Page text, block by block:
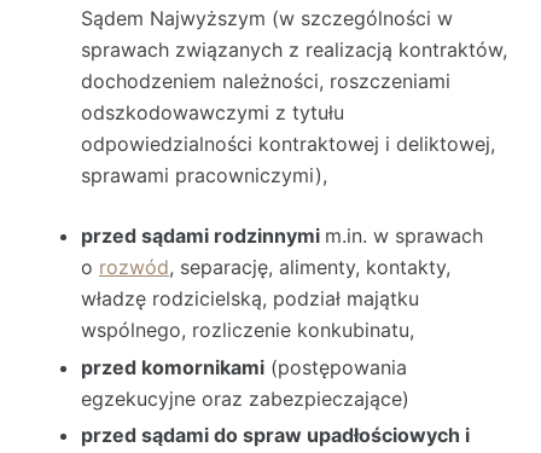
Sądem Najwyższym (w szczególności w
sprawach związanych z realizacją kontraktów,
dochodzeniem należności, roszczeniami
odszkodowawczymi z tytułu
odpowiedzialności kontraktowej i deliktowej,
sprawami pracowniczymi),
przed sądami rodzinnymi m.in. w sprawach
o rozwód, separację, alimenty, kontakty,
władzę rodzicielską, podział majątku
wspólnego, rozliczenie konkubinatu,
przed komornikami(postępowania
egzekucyjne oraz zabezpieczające)
przed sądami do spraw upadłościowych i